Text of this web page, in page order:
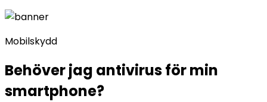
Mobilskydd
Behöver jag antivirus för min
smartphone?